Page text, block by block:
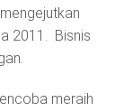
2011. Bisnis
meraih